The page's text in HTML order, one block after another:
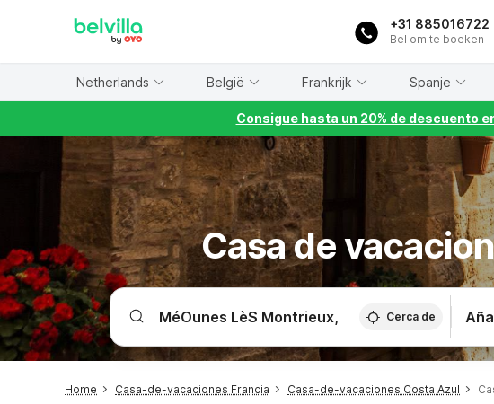
+31 885016722
Bel om te boeken
Netherlands België Frankrijk Spanje
Consigue hasta un 20% de descuento
Casa de
Cerca de
Home Casa-de-vacaciones Francia Casa-de-vacaciones Costa Azul